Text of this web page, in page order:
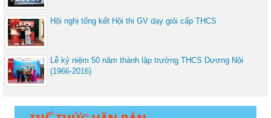
Hội nghị tổng kết Hội thi GV dạy giỏi cấp THCS
Lễ kỷ niệm 50 năm thành lập trường THCS Dương Nội
(1966-2016)